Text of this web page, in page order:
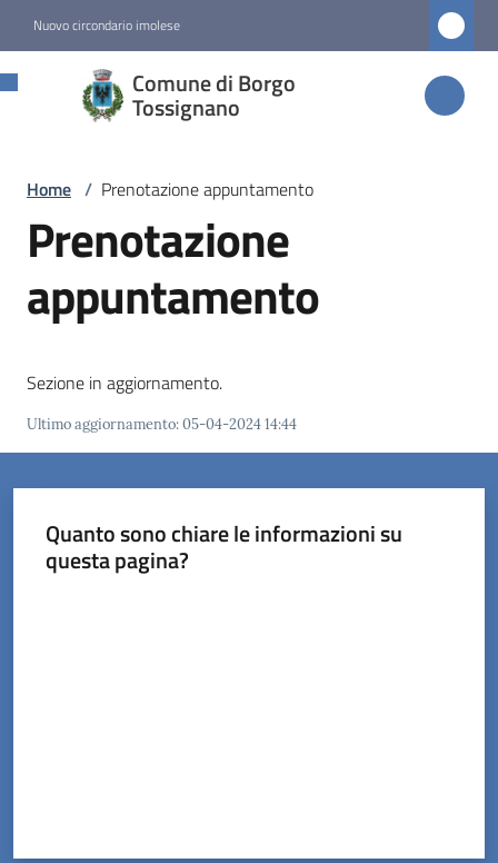
Nuovo circondario imolese
Comune di Borgo
Tossignano
Comune di
Borgo
Amministrazione
Novità
Vivere
Borgo
Home / Prenotazione appuntamento
Prenotazione
appuntamento
Sezione in aggiornamento.
Ultimo aggiornamento:05-04-2024 14:44
Quanto sono chiare le informazioni su
questa pagina?